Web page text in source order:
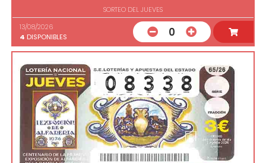
SORTEO DEL JUEVES
13/08/2026
4 DISPONIBLES 0